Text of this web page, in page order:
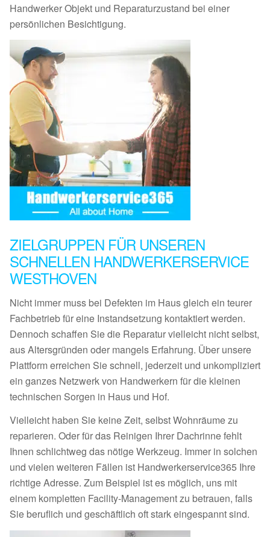
Handwerker Objekt und Reparaturzustand bei einer
persönlichen Besichtigung.
ZIELGRUPPEN FÜR UNSEREN
SCHNELLEN HANDWERKERSERVICE
WESTHOVEN
Nicht immer muss bei Defekten im Haus gleich ein teurer
Fachbetrieb für eine Instandsetzung kontaktiert werden.
Dennoch schaffen Sie die Reparatur vielleicht nicht selbst,
aus Altersgründen oder mangels Erfahrung. Über unsere
Plattform erreichen Sie schnell, jederzeit und unkompliziert
ein ganzes Netzwerk von Handwerkern für die kleinen
technischen Sorgen in Haus und Hof.
Vielleicht haben Sie keine Zeit, selbst Wohnräume zu
reparieren. Oder für das Reinigen Ihrer Dachrinne fehlt
Ihnen schlichtweg das nötige Werkzeug. Immer in solchen
und vielen weiteren Fällen ist Handwerkerservice365 Ihre
richtige Adresse. Zum Beispiel ist es möglich, uns mit
einem kompletten Facility-Management zu betrauen, falls
Sie beruflich und geschäftlich oft stark eingespannt sind.